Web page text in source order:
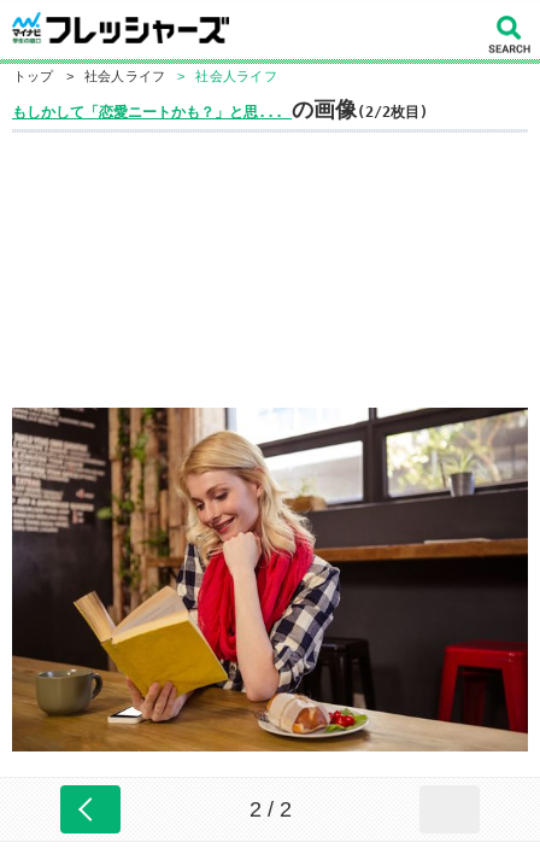
トップ > 社会人ライフ > 社会人ライフ
もしかして「恋愛ニートかも？」と思... の画像(2/2枚目)
2 / 2